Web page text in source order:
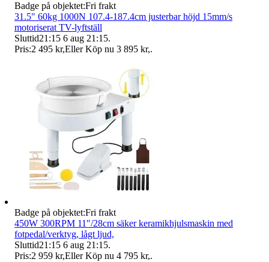
Badge på objektet:Fri frakt
31.5" 60kg 1000N 107.4-187.4cm justerbar höjd 15mm/s
motoriserat TV-lyftställ
Sluttid21:15 6 aug 21:15.
Pris:2 495 kr,Eller Köp nu 3 895 kr,.
Badge på objektet:Fri frakt
450W 300RPM 11"/28cm säker keramikhjulsmaskin med
fotpedal/verktyg, lågt ljud,
Sluttid21:15 6 aug 21:15.
Pris:2 959 kr,Eller Köp nu 4 795 kr,.